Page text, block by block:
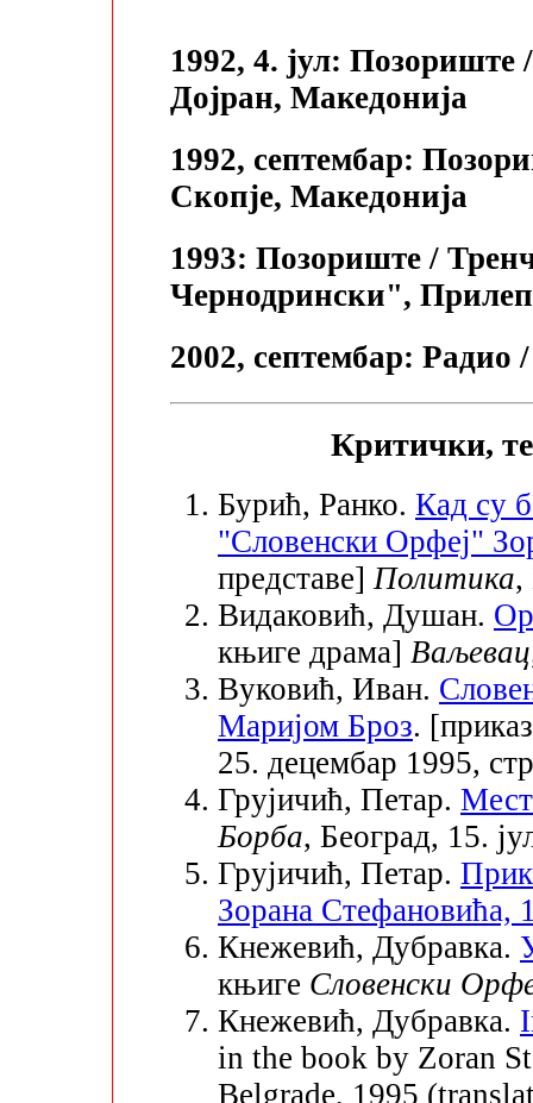
1992, 4. јул:
Дојран, Македонија
1992, септембар:
Скопје, Македонија
1993: Позориште /
Чернодрински",
2002, септембар:
Критички,
Бурић, Ранко. Кад су
"Словенски Орфеј"
представе]Политика,
Видаковић, Душан.
књиге драма] Ваљевац
Вуковић, Иван.
Маријом Броз.
25. децембар 1995,
Грујичић, Петар.
Борба, Београд, 15.
Грујичић, Петар.
Зорана Стефановића,
Кнежевић, Дубравка.
књиге Словенски
Кнежевић, Дубравка.
in the book by Zoran
Belgrade, 1995